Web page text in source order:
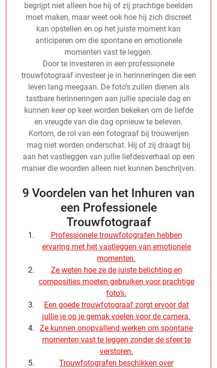
begrijpt niet alleen hoe hij of zij prachtige beelden
moet maken, maar weet ook hoe hij zich discreet
kan opstellen en op het juiste moment kan
anticiperen om die spontane en emotionele
momenten vast te leggen.
Door te investeren in een professionele
trouwfotograaf investeer je in herinneringen die een
leven lang meegaan. De foto’s zullen dienen als
tastbare herinneringen aan jullie speciale dag en
kunnen keer op keer worden bekeken om de liefde
en vreugde van die dag opnieuw te beleven.
Kortom, de rol van een fotograaf bij trouwerijen
mag niet worden onderschat. Hij of zij draagt bij
aan het vastleggen van jullie liefdesverhaal op een
manier die woorden alleen niet kunnen beschrijven.
9 Voordelen van het Inhuren van
een Professionele
Trouwfotograaf
Professionele trouwfotografen hebben
ervaring met het vastleggen van emotionele
momenten.
Ze weten hoe ze de juiste belichting en
composities moeten gebruiken voor prachtige
foto’s.
Een goede trouwfotograaf zorgt ervoor dat
jullie je op je gemak voelen voor de camera.
Ze kunnen onopvallend werken om spontane
momenten vast te leggen zonder de sfeer te
verstoren.
Trouwfotografen beschikken over